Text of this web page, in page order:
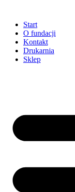
treści
Start
O fundacji
Kontakt
Drukarnia
Sklep